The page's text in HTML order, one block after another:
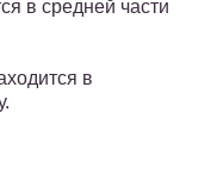
в средней части
в